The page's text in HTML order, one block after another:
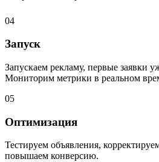
04
Запуск
Запускаем рекламу, первые заявки
Мониторим метрики в реальном
05
Оптимизация
Тестируем объявления,
повышаем конверсию.